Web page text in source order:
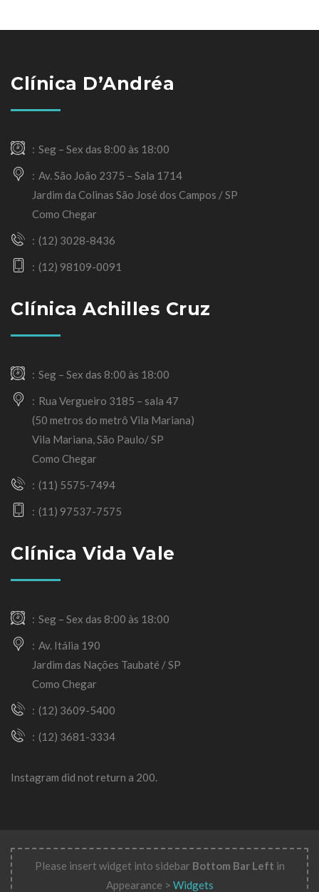
Clínica D’Andréa
Seg – Sex das 8:00 às 18:00
Av. São João 2375 – Sala 1714
Jardim da Colinas São José dos Campos / SP
Como Chegar
(12) 3028-8436
(12) 98109-0091
Clínica Achilles Cruz
Seg – Sex das 8:00 às 18:00
Rua Vergueiro 3185 – sala 47
(50 metros do metrô Vila Mariana)
Vila Mariana, São Paulo/ SP
Como Chegar
(11) 5575-7494
(11) 97537-7575
Clínica Vida Vale
Seg – Sex das 8:00 às 18:00
Av. Itália 190
Jardim das Nações Taubaté / SP
Como Chegar
(12) 3609-5400
(12) 3681-3334
Instagram did not return a 200.
Please insert widget into sidebar Bottom Bar Left in
Appearance > Widgets